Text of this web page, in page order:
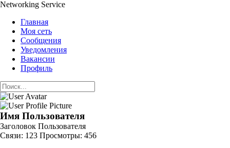
Networking Service
Главная
Моя сеть
Сообщения
Уведомления
Вакансии
Профиль
Имя Пользователя
Заголовок Пользователя
Связи: 123 Просмотры: 456